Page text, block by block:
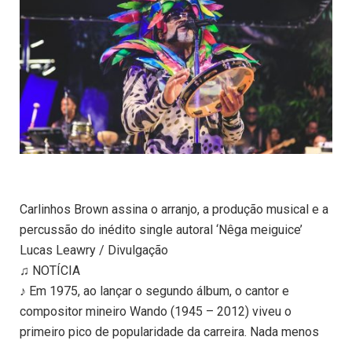
Carlinhos Brown assina o arranjo, a produção musical e a
percussão do inédito single autoral ‘Nêga meiguice’
Lucas Leawry / Divulgação
♫ NOTÍCIA
♪ Em 1975, ao lançar o segundo álbum, o cantor e
compositor mineiro Wando (1945 – 2012) viveu o
primeiro pico de popularidade da carreira. Nada menos